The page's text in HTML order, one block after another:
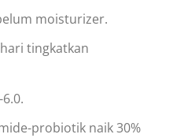
moisturizer.
tingkatkan
probiotik naik 30%